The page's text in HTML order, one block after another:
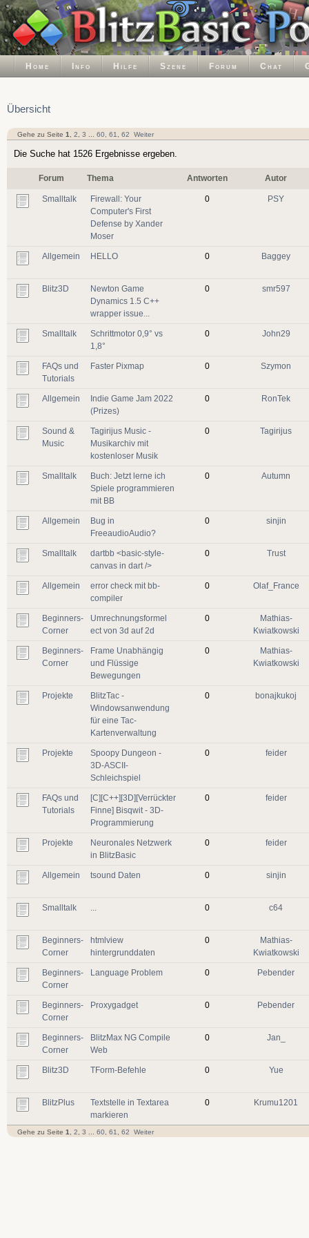
Home Info Hilfe Szene Forum Chat
Übersicht
Gehe zu Seite 1 2 3 60 61 62 Weiter
Die Suche hat 1526 Ergebnisse ergeben.
Forum Thema Antworten Autor
Smalltalk
Firewall: Your
Computer's First
Defense by Xander
Moser
0 PSY
Allgemein HELLO 0 Baggey
Blitz3D
Newton Game
Dynamics 1.5 C++
wrapper issue...
0 smr597
Smalltalk
Schrittmotor 0,9° vs
1,8°
0 John29
FAQs und
Tutorials
Faster Pixmap 0 Szymon
Allgemein
Indie Game Jam 2022
(Prizes)
0 RonTek
Sound &
Music
Tagirijus Music -
Musikarchiv mit
kostenloser Musik
0 Tagirijus
Smalltalk
Buch: Jetzt lerne ich
Spiele programmieren
mit BB
0 Autumn
Allgemein
Bug in
FreeaudioAudio?
0 sinjin
Smalltalk
dartbb <basic-style-
canvas in dart />
0 Trust
Allgemein
error check mit bb-
compiler
0 Olaf_France
Beginners-
Corner
Umrechnungsformel
ect von 3d auf 2d
0
Mathias-
Kwiatkowski
Beginners-
Corner
Frame Unabhängig
und Flüssige
Bewegungen
0
Mathias-
Kwiatkowski
Projekte
BlitzTac -
Windowsanwendung
für eine Tac-
Kartenverwaltung
0 bonajkukoj
Projekte
Spoopy Dungeon -
3D-ASCII-
Schleichspiel
0 feider
FAQs und
Tutorials
[C][C++][3D][Verrückter
Finne] Bisqwit - 3D-
Programmierung
0 feider
Projekte
Neuronales Netzwerk
in BlitzBasic
0 feider
Allgemein tsound Daten 0 sinjin
Smalltalk 0 c64
Beginners-
Corner
htmlview
hintergrunddaten
0
Mathias-
Kwiatkowski
Beginners-
Corner
Language Problem 0 Pebender
Beginners-
Corner
Proxygadget 0 Pebender
Beginners-
Corner
BlitzMax NG Compile
Web
0 Jan_
Blitz3D TForm-Befehle 0 Yue
BlitzPlus
Textstelle in Textarea
markieren
0 Krumu1201
Gehe zu Seite 1 2 3 60 61 62 Weiter